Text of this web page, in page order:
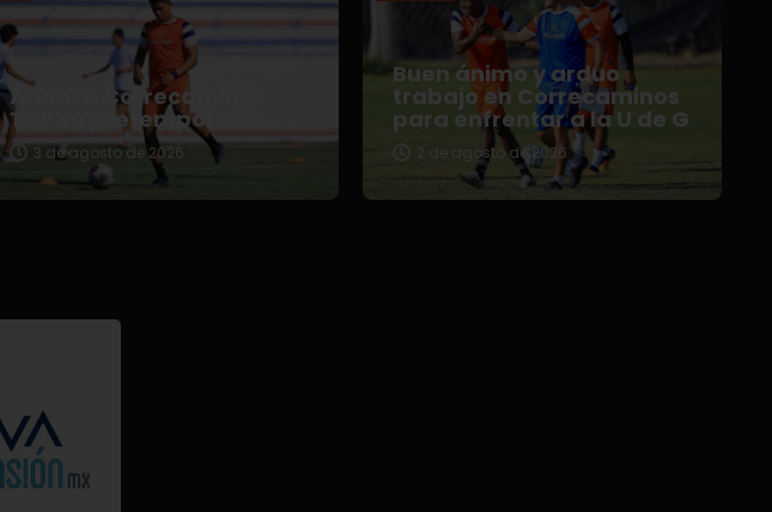
Afianza Correcaminos
TDP su pretemporada
3 de agosto de 2026
Buen ánimo y arduo
trabajo en Correcaminos
para enfrentar a la U de G
2 de agosto de 2026